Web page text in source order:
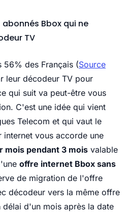
Bbox qui ne
TV
56% des Français (Source
leur décodeur TV pour
qui suit va peut-être vous
C'est une idée qui vient
Telecom et qui vaut le
vous accorde une
mois pendant 3 mois valable
offre internet Bbox sans
de migration de l'offre
décodeur vers la même offre
délai d'un mois après la date